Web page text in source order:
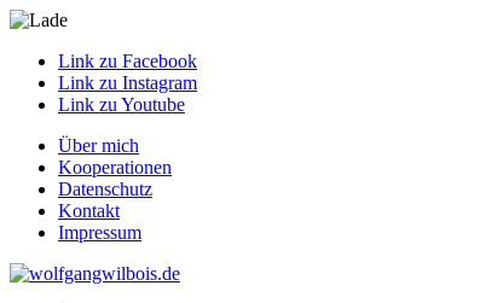
Link zu Facebook
Link zu Instagram
Link zu Youtube
Über mich
Kooperationen
Datenschutz
Kontakt
Impressum